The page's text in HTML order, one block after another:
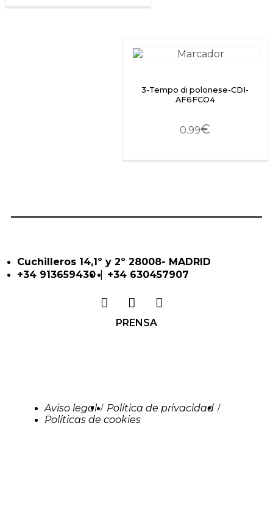
3-Tempo di polonese-CDI-
AF6FCO4
0.99€
Cuchilleros 14,1º y 2º 28008- MADRID
+34 913659430 | +34 630457907
PRENSA
Aviso legal / Política de privacidad /
Políticas de cookies